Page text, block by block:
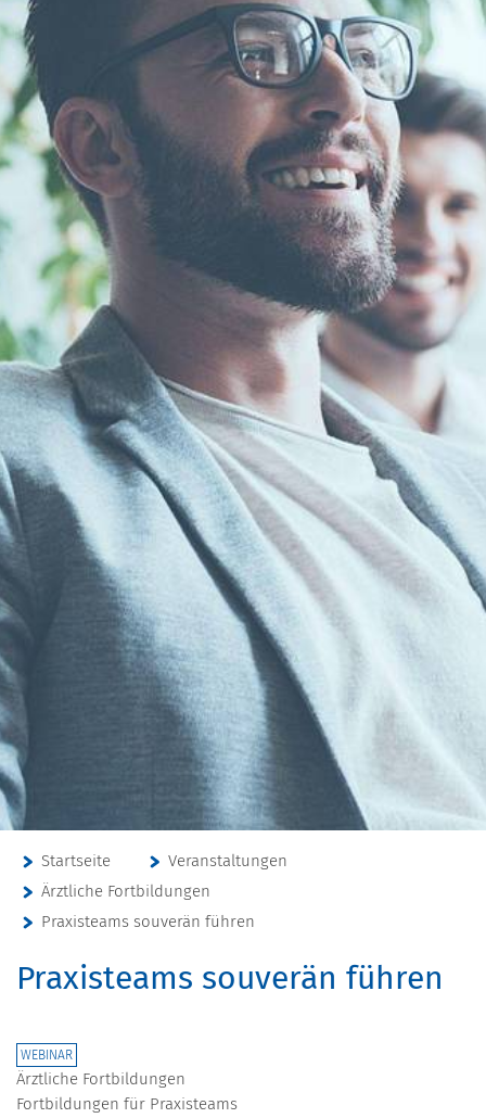
Startseite
Veranstaltungen
Ärztliche Fortbildungen
Praxisteams souverän führen
Praxisteams souverän führen
WEBINAR
Ärztliche Fortbildungen
Fortbildungen für Praxisteams